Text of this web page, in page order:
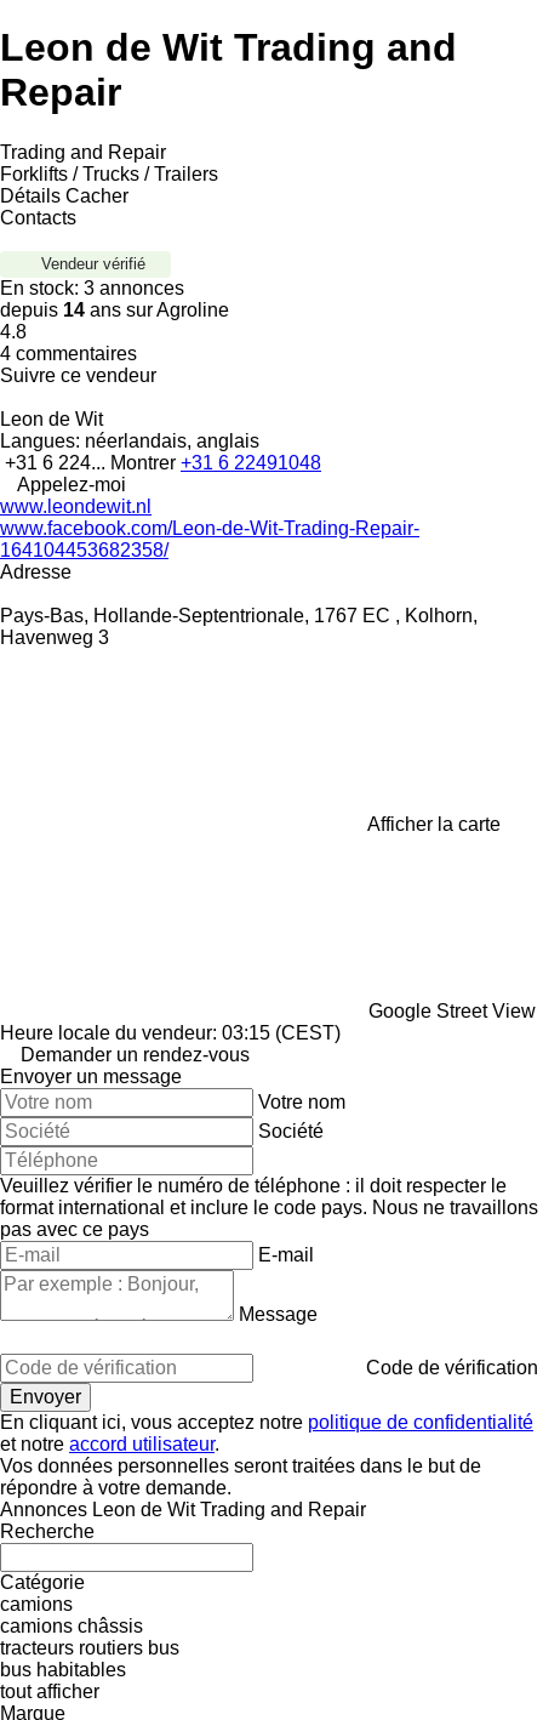
Leon de Wit Trading and
Repair
Trading and Repair
Forklifts / Trucks / Trailers
Détails Cacher
Contacts
Vendeur vérifié
En stock: 3 annonces
depuis 14 ans sur Agroline
4.8
4 commentaires
Suivre ce vendeur
Leon de Wit
Langues: néerlandais, anglais
+31 6 224... Montrer +31 6 22491048
Appelez-moi
www.leondewit.nl
www.facebook.com/Leon-de-Wit-Trading-Repair-
164104453682358/
Adresse
Pays-Bas, Hollande-Septentrionale, 1767 EC , Kolhorn,
Havenweg 3
Afficher la carte
Google Street View
Heure locale du vendeur: 03:15 (CEST)
Demander un rendez-vous
Envoyer un message
Votre nom
Société
Veuillez vérifier le numéro de téléphone : il doit respecter le
format international et inclure le code pays. Nous ne travaillons
pas avec ce pays
E-mail
Message
Code de vérification
En cliquant ici, vous acceptez notre politique de confidentialité
et notre accord utilisateur.
Vos données personnelles seront traitées dans le but de
répondre à votre demande.
Annonces Leon de Wit Trading and Repair
Recherche
Catégorie
camions
camions châssis
tracteurs routiers bus
bus habitables
tout afficher
Marque